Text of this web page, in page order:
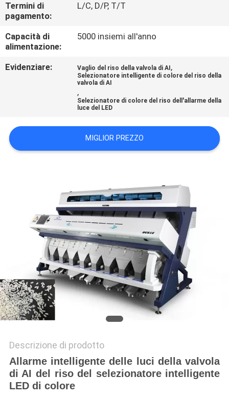
RICHIEDA
UNA
SITO
PRIVACY
Termini di
pagamento:
L/C, D/P, T/T
Capacità di
alimentazione:
5000 insiemi all'anno
Evidenziare: Vaglio del riso della valvola di AI ,
Selezionatore intelligente di colore del riso della
valvola di AI
,
Selezionatore di colore del riso dell'allarme della
luce del LED
MIGLIOR PREZZO
Descrizione di prodotto
Allarme intelligente delle luci della valvola
di AI del riso del selezionatore intelligente
LED di colore